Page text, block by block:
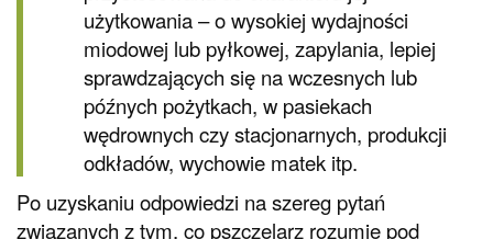
użytkowania – o wysokiej wydajności
miodowej lub pyłkowej, zapylania, lepiej
sprawdzających się na wczesnych lub
późnych pożytkach, w pasiekach
wędrownych czy stacjonarnych, produkcji
odkładów, wychowie matek itp.
Po uzyskaniu odpowiedzi na szereg pytań
związanych z tym, co pszczelarz rozumie pod